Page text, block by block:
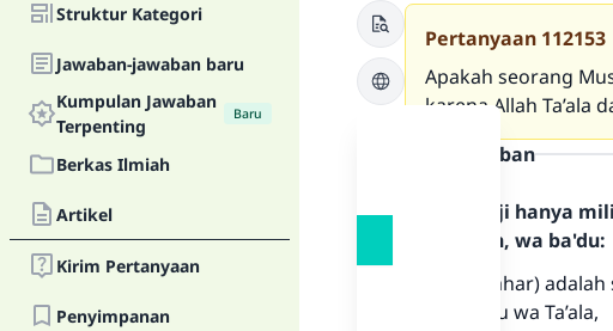
Struktur Kategori
Jawaban-jawaban baru
Kumpulan Jawaban
Terpenting
Baru
Berkas Ilmiah
Artikel
Kirim Pertanyaan
Penyimpanan
Pertanyaan 112153
Apakah seorang
karena Allah Ta’ala
Teks Jawaban
Segala puji hanya
Rasulullah, wa ba'du:
“Harta (mahar)
Subhanahu wa Ta’ala,